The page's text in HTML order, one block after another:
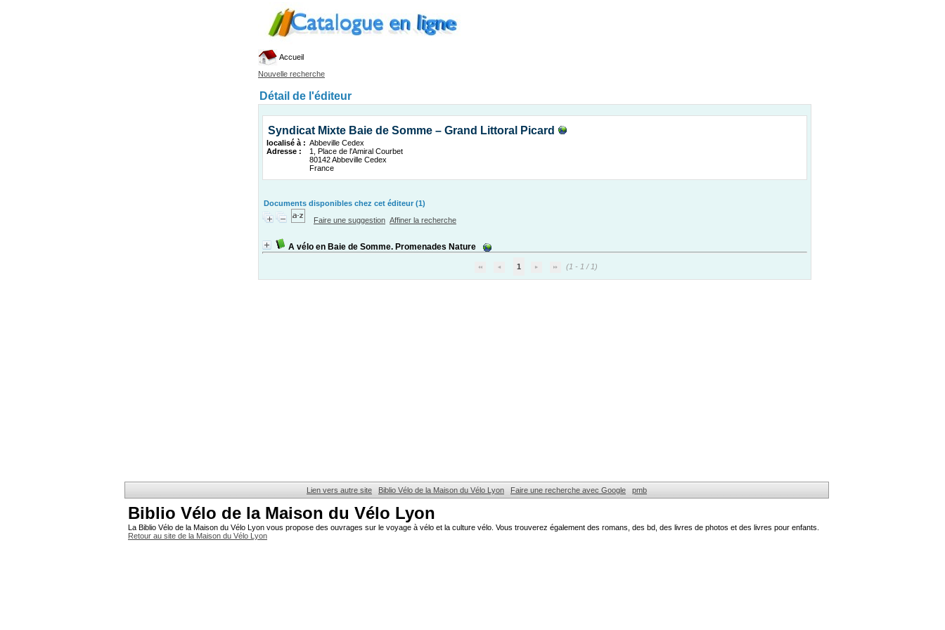
Accueil
Nouvelle recherche
Détail de l'éditeur
Syndicat Mixte Baie de Somme – Grand Littoral Picard
localisé à : Abbeville Cedex
Adresse :
1, Place de l'Amiral Courbet
80142 Abbeville Cedex
France
Documents disponibles chez cet éditeur (1)
Faire une suggestion Affiner la recherche
A vélo en Baie de Somme. Promenades Nature
1 (1 - 1 / 1)
Lien vers autre site Biblio Vélo de la Maison du Vélo Lyon Faire une recherche avec Google pmb
Biblio Vélo de la Maison du Vélo Lyon
La Biblio Vélo de la Maison du Vélo Lyon vous propose des ouvrages sur le voyage à vélo et la culture vélo. Vous trouverez également des romans, des bd, des livres de photos et des livres pour enfants.
Retour au site de la Maison du Vélo Lyon